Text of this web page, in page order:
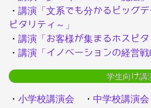
・ 講演「文系でも分かるビッグ
ピタリティ～」
・ 講演「お客様が集まるホスピタ
・ 講演「イノベーションの経営戦
学生向け講
・ 小学校講演会 ・ 中学校講演会